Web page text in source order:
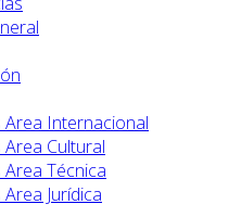
Area Internacional
Cultural
Técnica
Jurídica